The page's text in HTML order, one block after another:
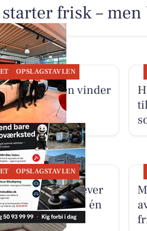
frisk –
OPSLAGSTAVLEN
fundet en vinder
til Comwell
OPSLAGSTAVLEN
fremhæver
samlet på én